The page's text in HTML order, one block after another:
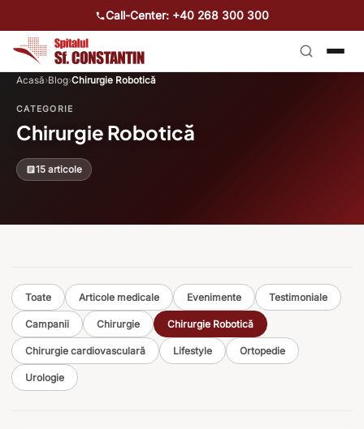
Call-Center: +40 268 300 300
Acasă›Blog›Chirurgie Robotică
CATEGORIE
Chirurgie Robotică
15 articole
Toate Articole medicale Evenimente Testimoniale
Campanii Chirurgie Chirurgie Robotică
Chirurgie cardiovasculară Lifestyle Ortopedie
Urologie